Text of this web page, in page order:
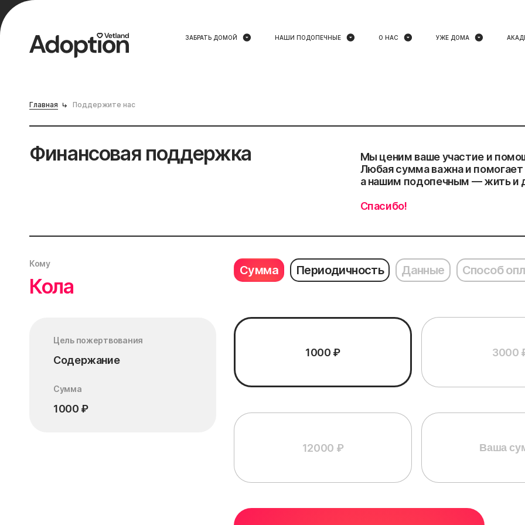
ЗАБРАТЬ ДОМОЙ НАШИ ПОДОПЕЧНЫЕ О НАС УЖЕ ДОМА
Главная
Поддержите нас
Финансовая поддержка
Мы ценим ваше участие и
Любая сумма важна и помогает
а нашим подопечным — жить и
Спасибо!
Кому
Кола
Цель пожертвования
Содержание
Сумма
1000 ₽
Сумма Периодичность Данные Способ
1000 ₽ 3000
12000 ₽